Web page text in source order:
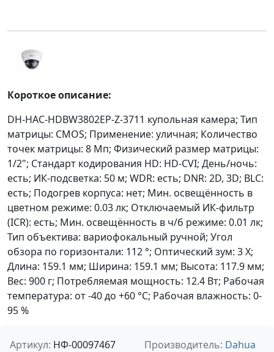
Короткое описание:
DH-HAC-HDBW3802EP-Z-3711 купольная камера; Тип
матрицы: CMOS; Применение: уличная; Количество
точек матрицы: 8 Мп; Физический размер матрицы:
1/2"; Стандарт кодирования HD: HD-CVI; День/ночь:
есть; ИК-подсветка: 50 м; WDR: есть; DNR: 2D, 3D; BLC:
есть; Подогрев корпуса: нет; Мин. освещённость в
цветном режиме: 0.03 лк; Отключаемый ИК-фильтр
(ICR): есть; Мин. освещённость в ч/б режиме: 0.01 лк;
Тип объектива: вариофокальный ручной; Угол
обзора по горизонтали: 112 °; Оптический зум: 3 Х;
Длина: 159.1 мм; Ширина: 159.1 мм; Высота: 117.9 мм;
Вес: 900 г; Потребляемая мощность: 12.4 Вт; Рабочая
температура: от -40 до +60 °С; Рабочая влажность: 0-
95 %
Артикул: НФ-00097467 Производитель: Dahua